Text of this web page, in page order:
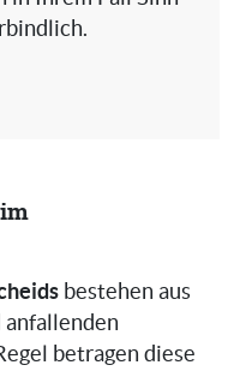
bestehen aus
anfallenden
betragen diese